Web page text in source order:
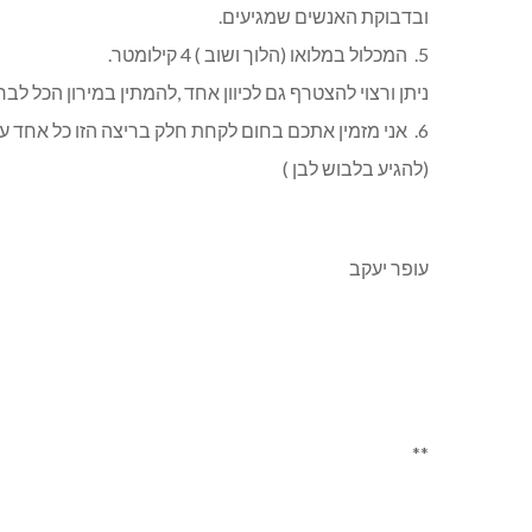
ובדבוקת האנשים שמגיעים.
5. המכלול במלואו (הלוך ושוב ) 4 קילומטר.
ניתן ורצוי להצטרף גם לכיוון אחד ,להמתין במירון הכל
6. אני מזמין אתכם בחום לקחת חלק בריצה הזו כל אחד על פי יכולתו.
(להגיע בלבוש לבן )
עופר יעקב
**